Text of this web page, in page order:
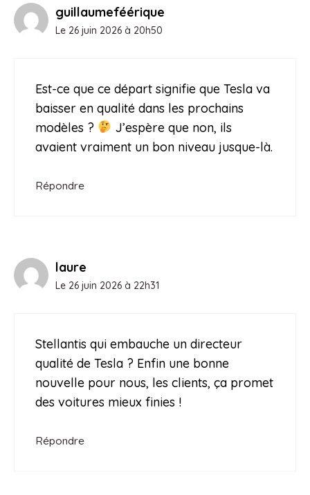
guillaumeféérique
Le 26 juin 2026 à 20h50
Est-ce que ce départ signifie que Tesla va
baisser en qualité dans les prochains
modèles ?
J’espère que non, ils
avaient vraiment un bon niveau jusque-là.
Répondre
laure
Le 26 juin 2026 à 22h31
Stellantis qui embauche un directeur
qualité de Tesla ? Enfin une bonne
nouvelle pour nous, les clients, ça promet
des voitures mieux finies !
Répondre